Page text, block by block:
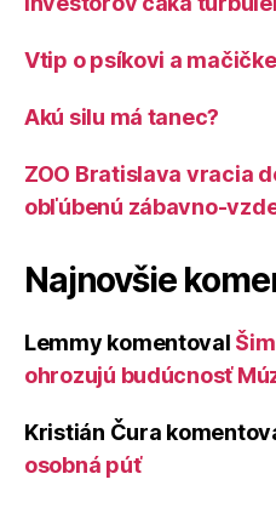
Vtip o psíkovi a mačičke
Akú silu má tanec?
ZOO Bratislava vracia
obľúbenú zábavno-
Najnovšie
Lemmy komentoval
ohrozujú budúcnosť
Kristián Čura
osobná púť